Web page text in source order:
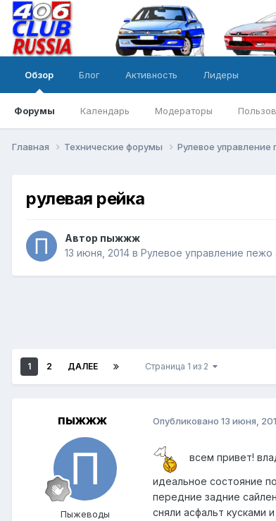
Обзор
Форумы Календарь Модераторы
Блог Активность Лидеры
Главная Технические форумы Рулевое управление
рулевая рейка
Автор пыжжж
13 июня, 2014 в Рулевое управление пежо
1 2 ДАЛЕЕ Страница 1 из 2
пыжжж
Пыжеводы
Опубликовано 13 июня,
всем привет!
идеальное состояние
передние задние
сняли асфальт кусками